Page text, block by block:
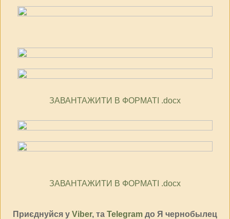
ЗАВАНТАЖИТИ В ФОРМАТІ .docx
ЗАВАНТАЖИТИ В ФОРМАТІ .docx
Приєднуйся у Viber, та Telegram до Я чернобылец